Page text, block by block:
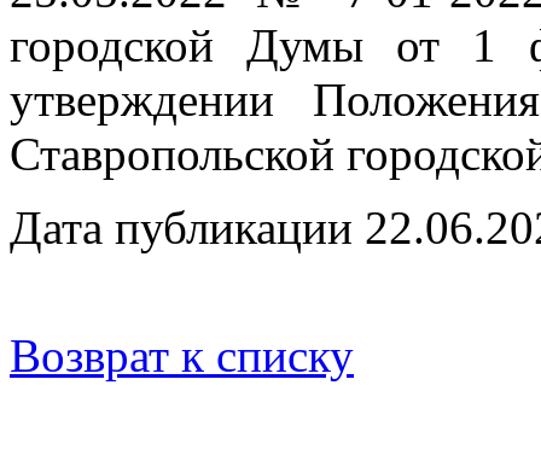
городской Думы от
утверждении
Ставропольской
Дата публикации
Возврат к списку